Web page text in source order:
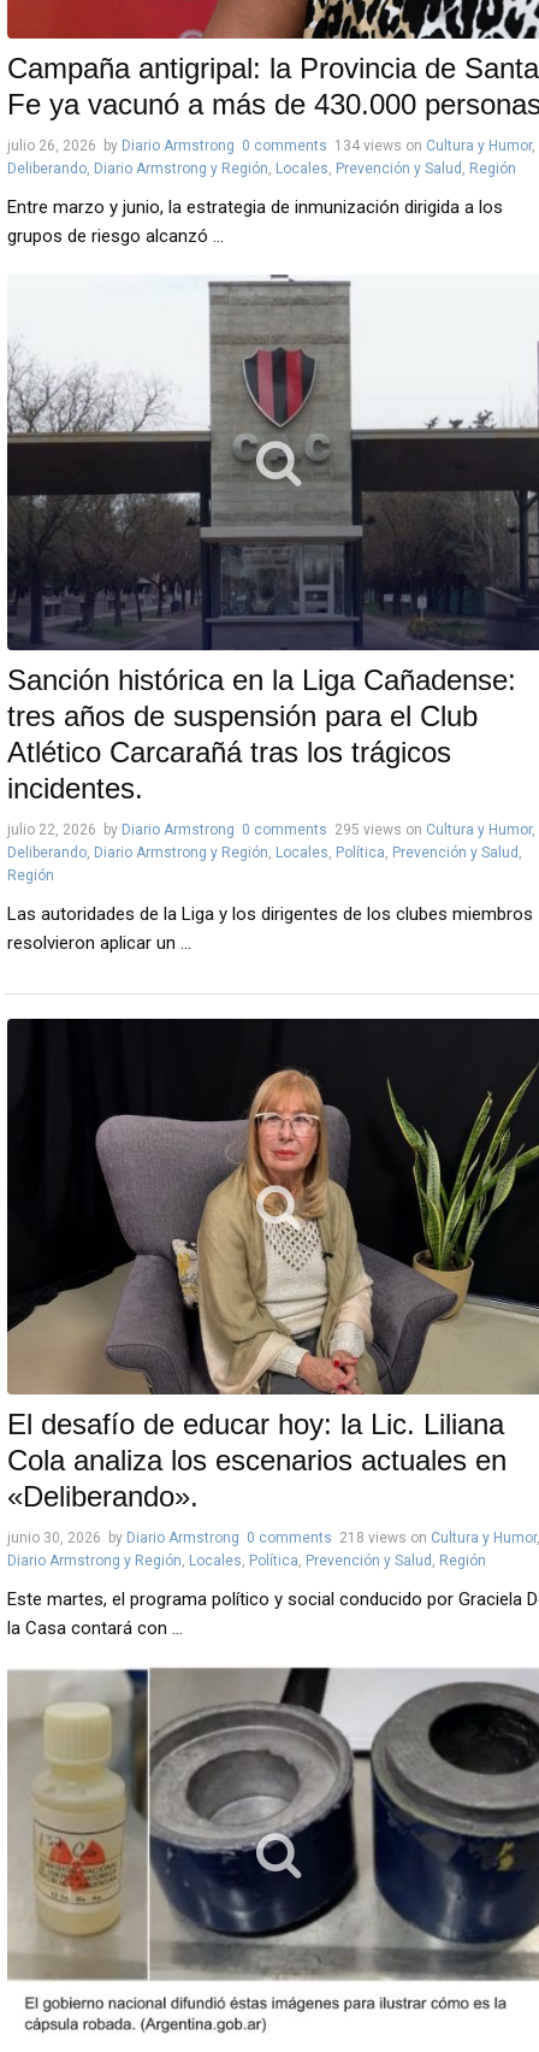
Campaña antigripal: la Provincia de Santa
Fe ya vacunó a más de 430.000
julio 26, 2026 by Diario Armstrong 0 comments 134 views on Cultura y Humor,
Deliberando Diario Armstrong y Región Locales Prevención y Salud Región
Entre marzo y junio, la estrategia de inmunización dirigida a los
grupos de riesgo alcanzó ...
Sanción histórica en la Liga Cañadense:
tres años de suspensión para el Club
Atlético Carcarañá tras los trágicos
incidentes.
julio 22, 2026 by Diario Armstrong 0 comments 295 views on Cultura y Humor,
Deliberando Diario Armstrong y Región Locales Política Prevención y Salud
Región
Las autoridades de la Liga y los dirigentes de los clubes miembros
resolvieron aplicar un ...
El desafío de educar hoy: la Lic. Liliana
Cola analiza los escenarios actuales en
«Deliberando».
junio 30, 2026 by Diario Armstrong 0 comments 218 views on Cultura y Humor,
Diario Armstrong y Región, Locales, Política, Prevención y Salud , Región
Este martes, el programa político y social conducido por Graciela
la Casa contará con ...